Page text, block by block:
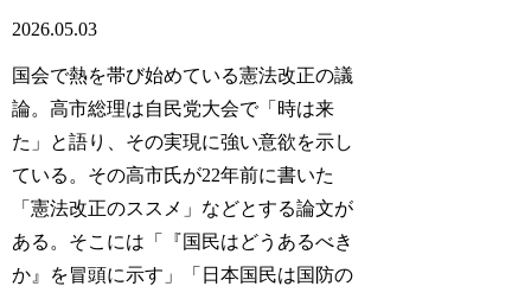
2026.05.03
国会で熱を帯び始めている憲法改正の議
論。高市総理は自民党大会で「時は来
た」と語り、その実現に強い意欲を示し
ている。その高市氏が22年前に書いた
「憲法改正のススメ」などとする論文が
ある。そこには「『国民はどうあるべき
か』を冒頭に示す」「日本国民は国防の